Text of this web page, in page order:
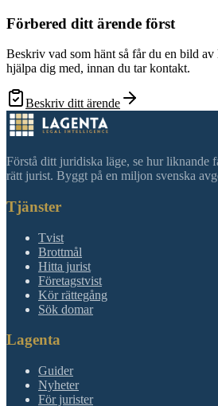
Förbered ditt ärende först
Beskriv vad som hänt så får du en bild
hjälpa dig med, innan du tar kontakt.
Beskriv ditt ärende
Förstå ditt juridiska läge, se hur liknande
rätt jurist. Byggt på en miljon svenska
Tjänster
Tvist
Brottmål
Hitta jurist
Företagstvist
Kör rättegång
Sök domar
Lagenta
Guider
Nyheter
För jurister